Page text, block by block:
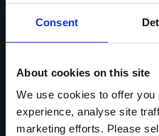
Consent
About cookies on this site
We use cookies to offer you
experience, analyse site
marketing efforts. Please
Daten Upload